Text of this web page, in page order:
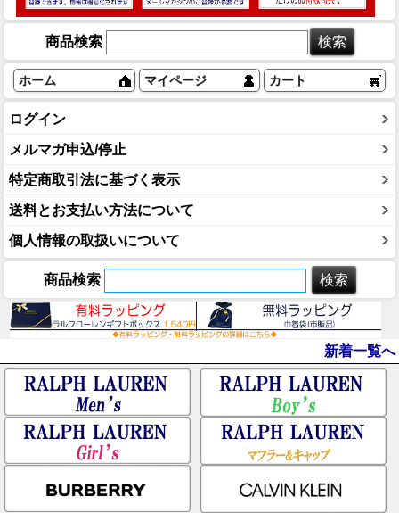
商品検索
ホーム マイページ カート
ログイン
メルマガ申込/停止
特定商取引法に基づく表示
送料とお支払い方法について
個人情報の取扱いについて
商品検索
新着一覧へ